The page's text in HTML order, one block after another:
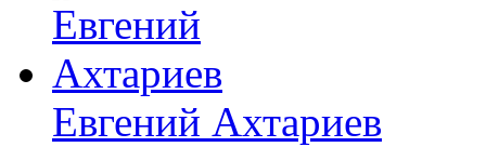
Евгений Ахтариев